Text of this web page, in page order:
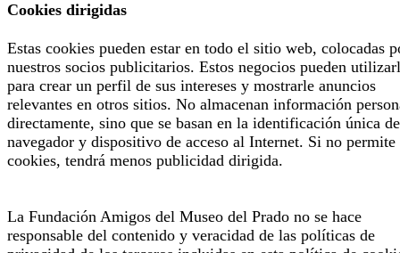
Cookies dirigidas
Estas cookies pueden estar en todo el sitio web, colocadas
nuestros socios publicitarios. Estos negocios pueden
para crear un perfil de sus intereses y mostrarle anuncios
relevantes en otros sitios. No almacenan información
directamente, sino que se basan en la identificación única
navegador y dispositivo de acceso al Internet. Si no permite
cookies, tendrá menos publicidad dirigida.
La Fundación Amigos del Museo del Prado no se hace
responsable del contenido y veracidad de las políticas de